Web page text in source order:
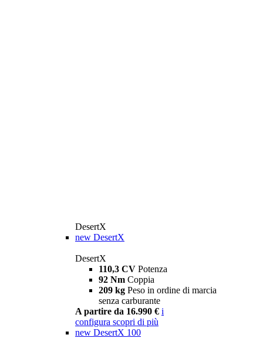
DesertX
new DesertX
DesertX
110,3 CV Potenza
92 Nm Coppia
209 kg Peso in ordine di marcia
senza carburante
A partire da 16.990 € i
configura scopri di più
new DesertX 100